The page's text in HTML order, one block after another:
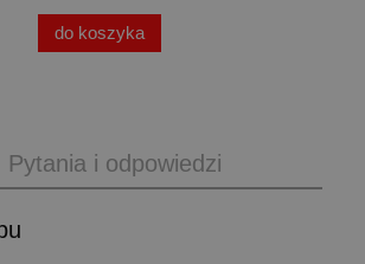
do koszyka
Pytania i odpowiedzi